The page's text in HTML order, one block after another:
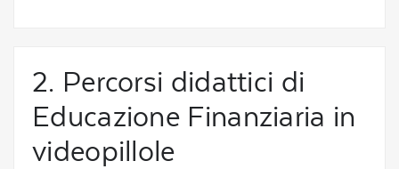
2. Percorsi didattici di
Educazione Finanziaria in
videopillole